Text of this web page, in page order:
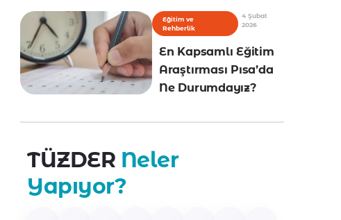
Eğitim ve
Rehberlik
4 Şubat
2026
En Kapsamlı Eğitim
Araştırması Pısa’da
Ne Durumdayız?
TÜZDER Neler
Yapıyor?